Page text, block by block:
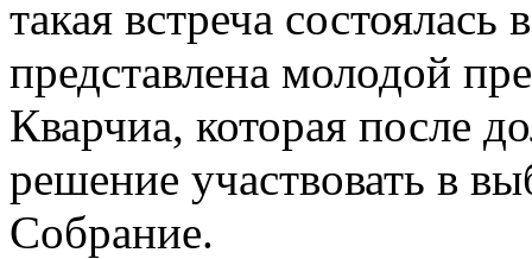
такая встреча
представлена молодой
Кварчиа, которая после
решение участвовать в
Собрание.